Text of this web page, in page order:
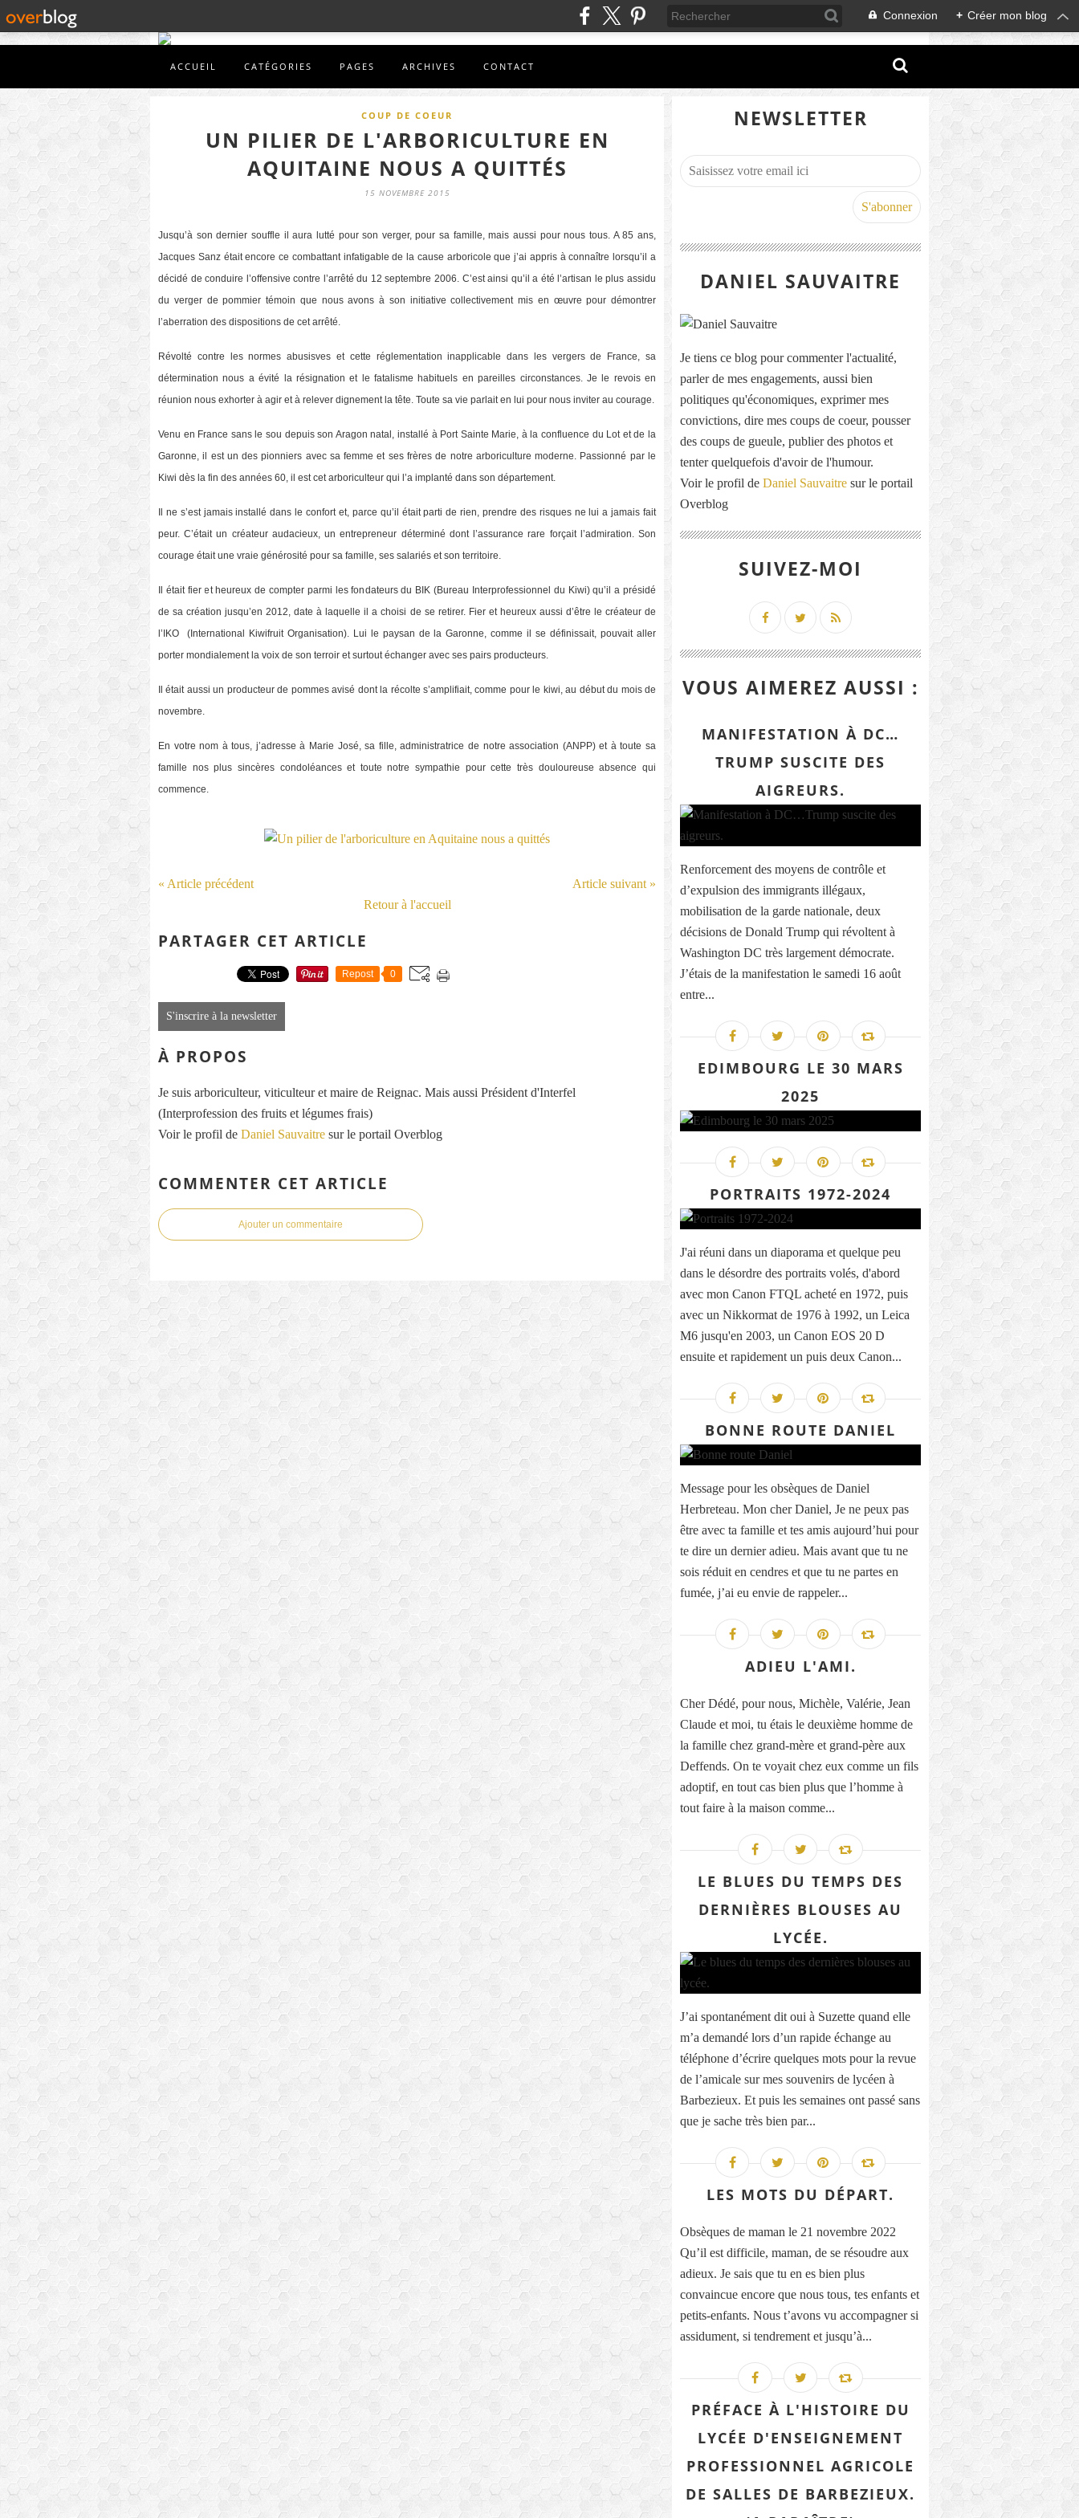
Connexion + Créer mon blog
ACCUEIL CATÉGORIES PAGES ARCHIVES CONTACT
COUP DE COEUR
UN PILIER DE L'ARBORICULTURE EN
AQUITAINE NOUS A QUITTÉS
15 NOVEMBRE 2015
Jusqu’à son dernier souffle il aura lutté pour son verger, pour sa famille, mais aussi pour nous tous. A 85 ans,
Jacques Sanz était encore ce combattant infatigable de la cause arboricole que j’ai appris à connaître lorsqu’il a
décidé de conduire l’offensive contre l’arrêté du 12 septembre 2006. C’est ainsi qu’il a été l’artisan le plus assidu
du verger de pommier témoin que nous avons à son initiative collectivement mis en œuvre pour démontrer
l’aberration des dispositions de cet arrêté.
Révolté contre les normes abusisves et cette réglementation inapplicable dans les vergers de France, sa
détermination nous a évité la résignation et le fatalisme habituels en pareilles circonstances. Je le revois en
réunion nous exhorter à agir et à relever dignement la tête. Toute sa vie parlait en lui pour nous inviter au courage.
Venu en France sans le sou depuis son Aragon natal, installé à Port Sainte Marie, à la confluence du Lot et de la
Garonne, il est un des pionniers avec sa femme et ses frères de notre arboriculture moderne. Passionné par le
Kiwi dès la fin des années 60, il est cet arboriculteur qui l’a implanté dans son département.
Il ne s’est jamais installé dans le confort et, parce qu’il était parti de rien, prendre des risques ne lui a jamais fait
peur. C’était un créateur audacieux, un entrepreneur déterminé dont l’assurance rare forçait l’admiration. Son
courage était une vraie générosité pour sa famille, ses salariés et son territoire.
Il était fier et heureux de compter parmi les fondateurs du BIK (Bureau Interprofessionnel du Kiwi) qu’il a présidé
de sa création jusqu’en 2012, date à laquelle il a choisi de se retirer. Fier et heureux aussi d’être le créateur de
l’IKO (International Kiwifruit Organisation). Lui le paysan de la Garonne, comme il se définissait, pouvait aller
porter mondialement la voix de son terroir et surtout échanger avec ses pairs producteurs.
Il était aussi un producteur de pommes avisé dont la récolte s’amplifiait, comme pour le kiwi, au début du mois de
novembre.
En votre nom à tous, j’adresse à Marie José, sa fille, administratrice de notre association (ANPP) et à toute sa
famille nos plus sincères condoléances et toute notre sympathie pour cette très douloureuse absence qui
commence.
« Article précédent
Article suivant »
Retour à l'accueil
PARTAGER CET ARTICLE
Repost 0
S'inscrire à la newsletter
À PROPOS
Je suis arboriculteur, viticulteur et maire de Reignac. Mais aussi Président d'Interfel
(Interprofession des fruits et légumes frais)
Voir le profil de Daniel Sauvaitre sur le portail Overblog
COMMENTER CET ARTICLE
Ajouter un commentaire
NEWSLETTER
DANIEL SAUVAITRE
Je tiens ce blog pour commenter l'actualité,
parler de mes engagements, aussi bien
politiques qu'économiques, exprimer mes
convictions, dire mes coups de coeur, pousser
des coups de gueule, publier des photos et
tenter quelquefois d'avoir de l'humour.
Voir le profil de Daniel Sauvaitre sur le portail
Overblog
SUIVEZ-MOI
VOUS AIMEREZ AUSSI :
MANIFESTATION À DC…
TRUMP SUSCITE DES
AIGREURS.
Renforcement des moyens de contrôle et
d’expulsion des immigrants illégaux,
mobilisation de la garde nationale, deux
décisions de Donald Trump qui révoltent à
Washington DC très largement démocrate.
J’étais de la manifestation le samedi 16 août
entre...
EDIMBOURG LE 30 MARS
2025
PORTRAITS 1972-2024
J'ai réuni dans un diaporama et quelque peu
dans le désordre des portraits volés, d'abord
avec mon Canon FTQL acheté en 1972, puis
avec un Nikkormat de 1976 à 1992, un Leica
M6 jusqu'en 2003, un Canon EOS 20 D
ensuite et rapidement un puis deux Canon...
BONNE ROUTE DANIEL
Message pour les obsèques de Daniel
Herbreteau. Mon cher Daniel, Je ne peux pas
être avec ta famille et tes amis aujourd’hui pour
te dire un dernier adieu. Mais avant que tu ne
sois réduit en cendres et que tu ne partes en
fumée, j’ai eu envie de rappeler...
ADIEU L'AMI.
Cher Dédé, pour nous, Michèle, Valérie, Jean
Claude et moi, tu étais le deuxième homme de
la famille chez grand-mère et grand-père aux
Deffends. On te voyait chez eux comme un fils
adoptif, en tout cas bien plus que l’homme à
tout faire à la maison comme...
LE BLUES DU TEMPS DES
DERNIÈRES BLOUSES AU
LYCÉE.
J’ai spontanément dit oui à Suzette quand elle
m’a demandé lors d’un rapide échange au
téléphone d’écrire quelques mots pour la revue
de l’amicale sur mes souvenirs de lycéen à
Barbezieux. Et puis les semaines ont passé sans
que je sache très bien par...
LES MOTS DU DÉPART.
Obsèques de maman le 21 novembre 2022
Qu’il est difficile, maman, de se résoudre aux
adieux. Je sais que tu en es bien plus
convaincue encore que nous tous, tes enfants et
petits-enfants. Nous t’avons vu accompagner si
assidument, si tendrement et jusqu’à...
PRÉFACE À L'HISTOIRE DU
LYCÉE D'ENSEIGNEMENT
PROFESSIONNEL AGRICOLE
DE SALLES DE BARBEZIEUX.